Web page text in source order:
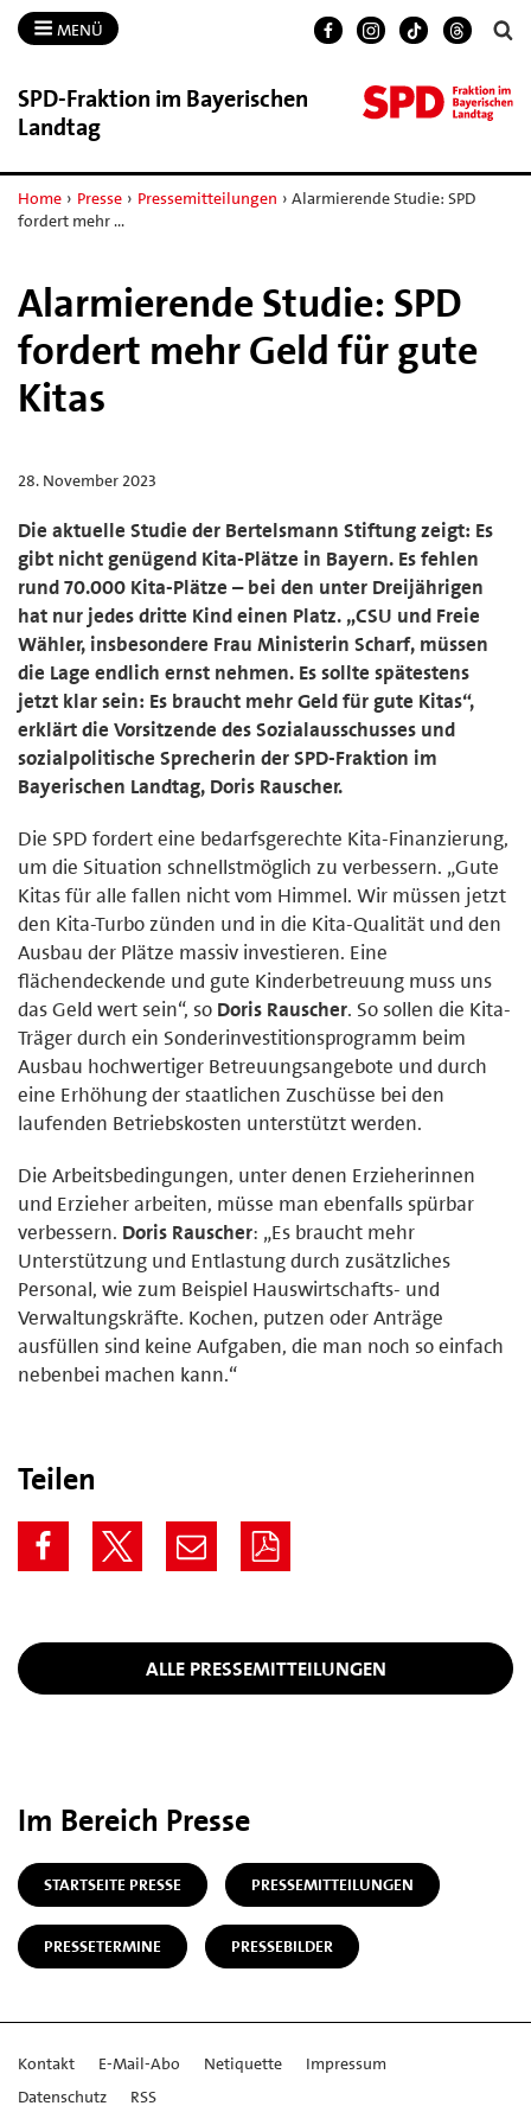
MENÜ
SPD-​Fraktion im Bayerischen
Landtag
Home › Presse › Pressemitteilungen › Alarmierende Studie: SPD
fordert mehr …
Alarmierende Studie: SPD
fordert mehr Geld für gute
Kitas
28. November 2023
Die aktuelle Studie der Bertelsmann Stiftung zeigt: Es
gibt nicht genügend Kita-Plätze in Bayern. Es fehlen
rund 70.000 Kita-Plätze – bei den unter Dreijährigen
hat nur jedes dritte Kind einen Platz. „CSU und Freie
Wähler, insbesondere Frau Ministerin Scharf, müssen
die Lage endlich ernst nehmen. Es sollte spätestens
jetzt klar sein: Es braucht mehr Geld für gute Kitas“,
erklärt die Vorsitzende des Sozialausschusses und
sozialpolitische Sprecherin der SPD-Fraktion im
Bayerischen Landtag, Doris Rauscher.
Die SPD fordert eine bedarfsgerechte Kita-Finanzierung,
um die Situation schnellstmöglich zu verbessern. „Gute
Kitas für alle fallen nicht vom Himmel. Wir müssen jetzt
den Kita-Turbo zünden und in die Kita-Qualität und den
Ausbau der Plätze massiv investieren. Eine
flächendeckende und gute Kinderbetreuung muss uns
das Geld wert sein“, so Doris Rauscher. So sollen die Kita-
Träger durch ein Sonderinvestitionsprogramm beim
Ausbau hochwertiger Betreuungsangebote und durch
eine Erhöhung der staatlichen Zuschüsse bei den
laufenden Betriebskosten unterstützt werden.
Die Arbeitsbedingungen, unter denen Erzieherinnen
und Erzieher arbeiten, müsse man ebenfalls spürbar
verbessern. Doris Rauscher: „Es braucht mehr
Unterstützung und Entlastung durch zusätzliches
Personal, wie zum Beispiel Hauswirtschafts- und
Verwaltungskräfte. Kochen, putzen oder Anträge
ausfüllen sind keine Aufgaben, die man noch so einfach
nebenbei machen kann.“
Teilen
ALLE PRESSEMITTEILUNGEN
Im Bereich Presse
STARTSEITE PRESSE PRESSEMITTEILUNGEN
PRESSETERMINE PRESSEBILDER
Kontakt E-Mail-Abo Netiquette
Impressum
Datenschutz
RSS